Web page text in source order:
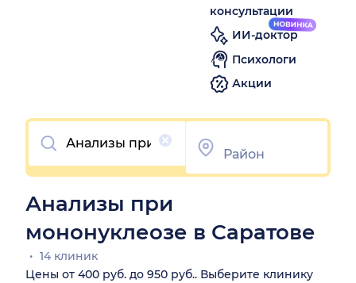
консультации
ИИ-доктор
Психологи
Акции
Очистить
Анализы при
мононуклеозе в Саратове
14 клиник
Цены от 400 руб. до 950 руб.. Выберите клинику